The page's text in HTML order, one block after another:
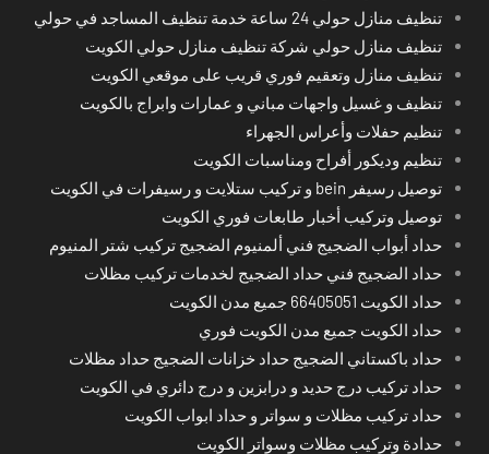
تنظيف منازل حولي 24 ساعة خدمة تنظيف المساجد في حولي
تنظيف منازل حولي شركة تنظيف منازل حولي الكويت
تنظيف منازل وتعقيم فوري قريب على موقعي الكويت
تنظيف و غسيل واجهات مباني و عمارات وابراج بالكويت
تنظيم حفلات وأعراس الجهراء
تنظيم وديكور أفراح ومناسبات الكويت
توصيل رسيفر bein و تركيب ستلايت و رسيفرات في الكويت
توصيل وتركيب أخبار طابعات فوري الكويت
حداد أبواب الضجيج فني ألمنيوم الضجيج تركيب شتر المنيوم
حداد الضجيج فني حداد الضجيج لخدمات تركيب مظلات
حداد الكويت 66405051 جميع مدن الكويت
حداد الكويت جميع مدن الكويت فوري
حداد باكستاني الضجيج حداد خزانات الضجيج حداد مظلات
حداد تركيب درج حديد و درابزين و درج دائري في الكويت
حداد تركيب مظلات و سواتر و حداد ابواب الكويت
حدادة وتركيب مظلات وسواتر الكويت